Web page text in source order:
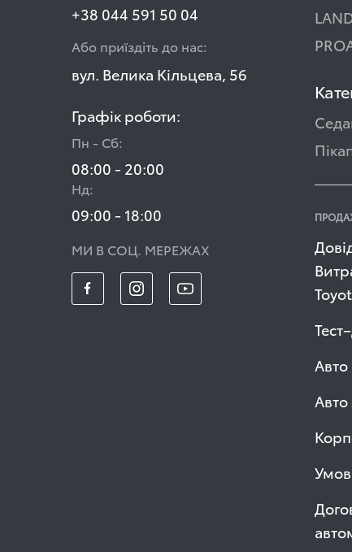
+38 044 591 50 04
Або приїздіть до нас:
вул. Велика Кільцева, 56
Графік роботи:
Пн - Сб:
08:00 - 20:00
Нд:
09:00 - 18:00
МИ В СОЦ. МЕРЕЖАХ
Авто
Авто